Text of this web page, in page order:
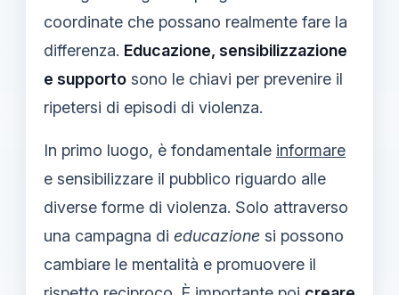
coordinate che possano realmente fare la
differenza. Educazione, sensibilizzazione
e supporto sono le chiavi per prevenire il
ripetersi di episodi di violenza.
In primo luogo, è fondamentale informare
e sensibilizzare il pubblico riguardo alle
diverse forme di violenza. Solo attraverso
una campagna di educazione si possono
cambiare le mentalità e promuovere il